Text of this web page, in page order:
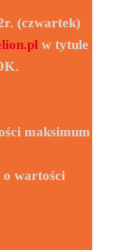
(czwartek)
w tytule
maksimum
wartości